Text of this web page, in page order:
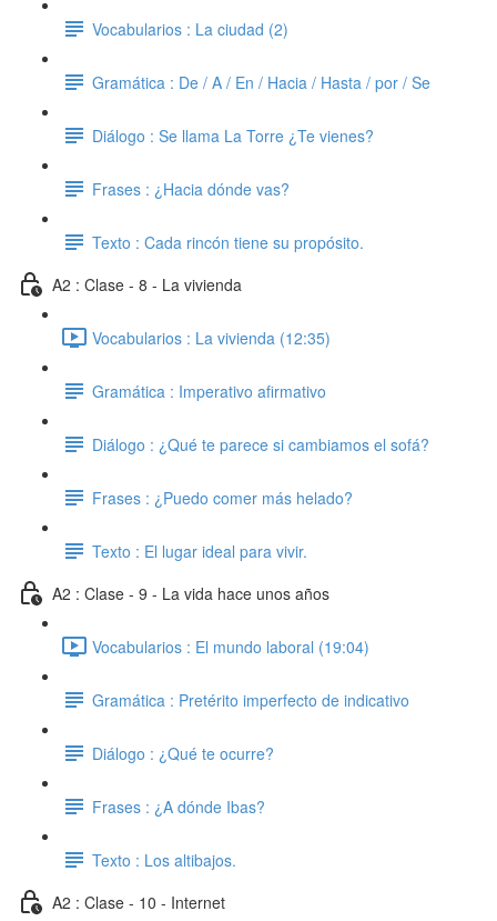
Vocabularios : La ciudad (2)
Gramática : De / A / En / Hacia / Hasta / por / Se
Diálogo : Se llama La Torre ¿Te vienes?
Frases : ¿Hacia dónde vas?
Texto : Cada rincón tiene su propósito.
A2 : Clase - 8 - La vivienda
Vocabularios : La vivienda (12:35)
Gramática : Imperativo afirmativo
Diálogo : ¿Qué te parece si cambiamos el sofá?
Frases : ¿Puedo comer más helado?
Texto : El lugar ideal para vivir.
A2 : Clase - 9 - La vida hace unos años
Vocabularios : El mundo laboral (19:04)
Gramática : Pretérito imperfecto de indicativo
Diálogo : ¿Qué te ocurre?
Frases : ¿A dónde Ibas?
Texto : Los altibajos.
A2 : Clase - 10 - Internet